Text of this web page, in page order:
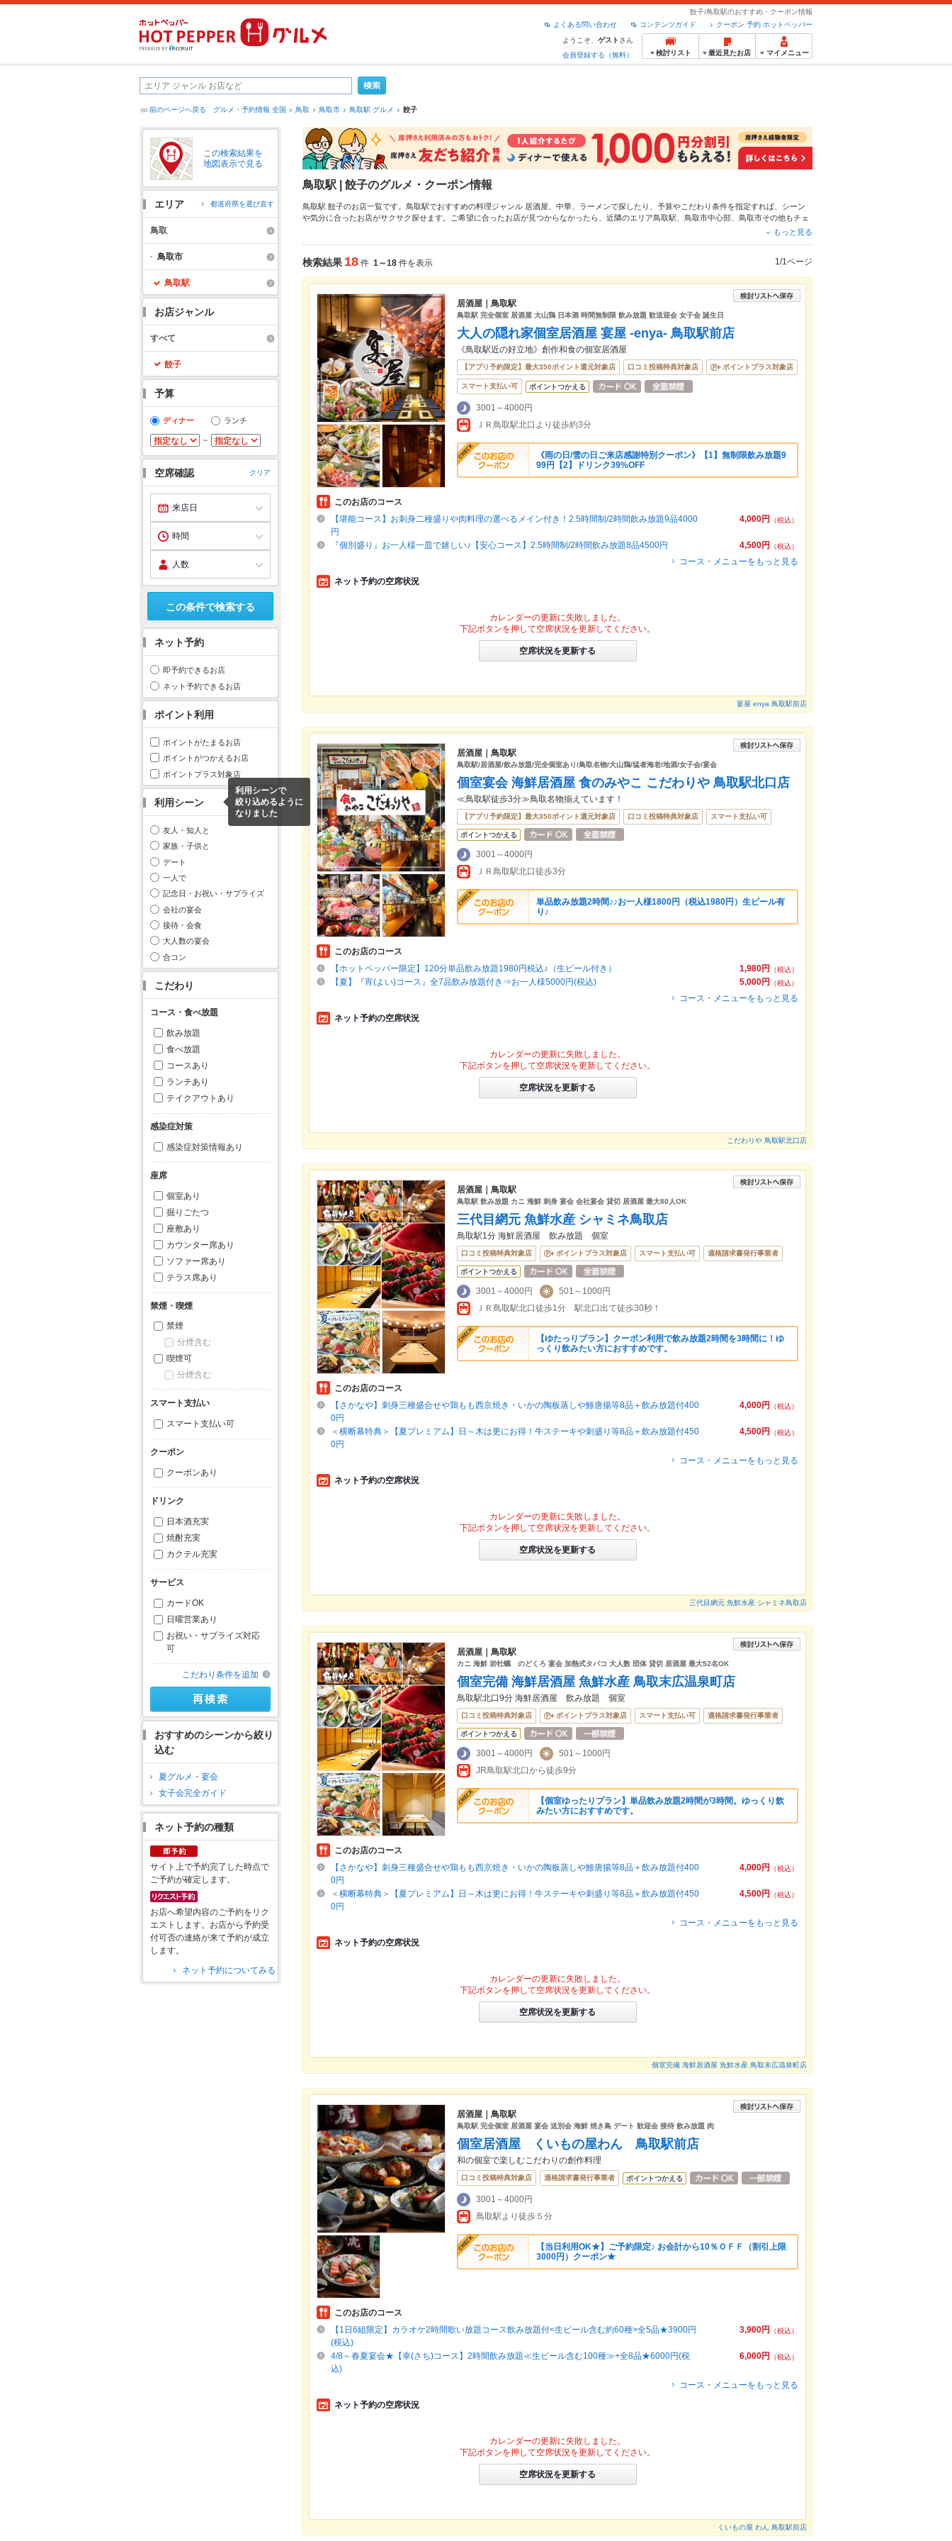
餃子/鳥取駅のおすすめ・クーポン情報
クーポン 予約 ホットペッパー
コンテンツガイド
よくある問い合わせ
ようこそ、 ゲスト さん
会員登録する（無料）
検討リスト 最近見たお店 マイメニュー
前のページへ戻る グルメ・予約情報 全国 鳥取 鳥取市 鳥取駅 グルメ 餃子
この検索結果を
地図表示で見る
エリア 都道府県を選び直す
鳥取
鳥取市
鳥取駅
お店ジャンル
すべて
餃子
予算
ディナー ランチ
～
空席確認 クリア
この条件で検索する
ネット予約
即予約できるお店
ネット予約できるお店
ポイント利用
ポイントがたまるお店
ポイントがつかえるお店
ポイントプラス対象店
利用シーン
利用シーンで
絞り込めるように
なりました
友人・知人と
家族・子供と
デート
一人で
記念日・お祝い・サプライズ
会社の宴会
接待・会食
大人数の宴会
合コン
こだわり
コース・食べ放題
飲み放題
食べ放題
コースあり
ランチあり
テイクアウトあり
感染症対策
感染症対策情報あり
座席
個室あり
掘りごたつ
座敷あり
カウンター席あり
ソファー席あり
テラス席あり
禁煙・喫煙
禁煙
分煙含む
喫煙可
分煙含む
スマート支払い
スマート支払い可
クーポン
クーポンあり
ドリンク
日本酒充実
焼酎充実
カクテル充実
サービス
カードOK
日曜営業あり
お祝い・サプライズ対応
可
こだわり条件を追加
おすすめのシーンから絞り
込む
夏グルメ・宴会
女子会完全ガイド
ネット予約の種類
サイト上で予約完了した時点で
ご予約が確定します。
お店へ希望内容のご予約をリク
エストします。お店から予約受
付可否の連絡が来て予約が成立
します。
ネット予約についてみる
鳥取駅 | 餃子のグルメ・クーポン情報
鳥取駅 餃子のお店一覧です。鳥取駅でおすすめの料理ジャンル 居酒屋 中華 ラーメンで探したり、予算やこだわり条件を指定すれば、シーン
や気分に合ったお店がサクサク探せます。ご希望に合ったお店が見つからなかったら、近隣のエリア鳥取駅 鳥取市中心部 鳥取市その他もチェ
や季節のおすす
もっと見る
検索結果 18 件 1～18 件を表示 1/1ページ
居酒屋｜鳥取駅
鳥取駅 完全個室 居酒屋 大山鶏 日本酒 時間無制限 飲み放題 歓送迎会 女子会 誕生日
大人の隠れ家個室居酒屋 宴屋 -enya- 鳥取駅前店
《鳥取駅近の好立地》創作和食の個室居酒屋
【アプリ予約限定】最大350ポイント還元対象店 口コミ投稿特典対象店 ポイントプラス対象店
スマート支払い可 ポイントつかえる
3001～4000円
ＪＲ鳥取駅北口より徒歩約3分
《雨の日/雪の日ご来店感謝特別クーポン》【1】無制限飲み放題9
99円【2】ドリンク39%OFF
このお店のコース
4,000円
（税込）
【堪能コース】お刺身二種盛りや肉料理の選べるメイン付き！2.5時間制/2時間飲み放題9品4000
円
4,500円
（税込）
『個別盛り』お一人様一皿で嬉しい♪【安心コース】2.5時間制/2時間飲み放題8品4500円
コース・メニューをもっと見る
ネット予約の空席状況
カレンダーの更新に失敗しました。
下記ボタンを押して空席状況を更新してください。
空席状況を更新する
宴屋 enya 鳥取駅前店
居酒屋｜鳥取駅
鳥取駅/居酒屋/飲み放題/完全個室あり/鳥取名物/大山鶏/猛者海老/地酒/女子会/宴会
個室宴会 海鮮居酒屋 食のみやこ こだわりや 鳥取駅北口店
≪鳥取駅徒歩3分≫鳥取名物揃えています！
【アプリ予約限定】最大350ポイント還元対象店 口コミ投稿特典対象店 スマート支払い可
ポイントつかえる
3001～4000円
ＪＲ鳥取駅北口徒歩3分
単品飲み放題2時間♪♪お一人様1800円（税込1980円）生ビール有
り♪
このお店のコース
1,980円
（税込）
【ホットペッパー限定】120分単品飲み放題1980円税込♪（生ビール付き）
5,000円
（税込）
【夏】『宵(よい)コース』全7品飲み放題付き⇒お一人様5000円(税込)
コース・メニューをもっと見る
ネット予約の空席状況
カレンダーの更新に失敗しました。
下記ボタンを押して空席状況を更新してください。
空席状況を更新する
こだわりや 鳥取駅北口店
居酒屋｜鳥取駅
鳥取駅 飲み放題 カニ 海鮮 刺身 宴会 会社宴会 貸切 居酒屋 最大80人OK
三代目網元 魚鮮水産 シャミネ鳥取店
鳥取駅1分 海鮮居酒屋 飲み放題 個室
口コミ投稿特典対象店 ポイントプラス対象店 スマート支払い可 適格請求書発行事業者
ポイントつかえる
3001～4000円
501～1000円
ＪＲ鳥取駅北口徒歩1分 駅北口出て徒歩30秒！
【ゆたっりプラン】クーポン利用で飲み放題2時間を3時間に！ゆ
っくり飲みたい方におすすめです。
このお店のコース
4,000円
（税込）
【さかなや】刺身三種盛合せや鶏もも西京焼き・いかの陶板蒸しや鯵唐揚等8品＋飲み放題付400
0円
4,500円
（税込）
＜横断幕特典＞【夏プレミアム】日～木は更にお得！牛ステーキや刺盛り等8品＋飲み放題付450
0円
コース・メニューをもっと見る
ネット予約の空席状況
カレンダーの更新に失敗しました。
下記ボタンを押して空席状況を更新してください。
空席状況を更新する
三代目網元 魚鮮水産 シャミネ鳥取店
居酒屋｜鳥取駅
カニ 海鮮 岩牡蠣 のどくろ 宴会 加熱式タバコ 大人数 団体 貸切 居酒屋 最大52名OK
個室完備 海鮮居酒屋 魚鮮水産 鳥取末広温泉町店
鳥取駅北口9分 海鮮居酒屋 飲み放題 個室
口コミ投稿特典対象店 ポイントプラス対象店 スマート支払い可 適格請求書発行事業者
ポイントつかえる
3001～4000円
501～1000円
JR鳥取駅北口から徒歩9分
【個室ゆったりプラン】単品飲み放題2時間が3時間。ゆっくり飲
みたい方におすすめです。
このお店のコース
4,000円
（税込）
【さかなや】刺身三種盛合せや鶏もも西京焼き・いかの陶板蒸しや鯵唐揚等8品＋飲み放題付400
0円
4,500円
（税込）
＜横断幕特典＞【夏プレミアム】日～木は更にお得！牛ステーキや刺盛り等8品＋飲み放題付450
0円
コース・メニューをもっと見る
ネット予約の空席状況
カレンダーの更新に失敗しました。
下記ボタンを押して空席状況を更新してください。
空席状況を更新する
個室完備 海鮮居酒屋 魚鮮水産 鳥取末広温泉町店
居酒屋｜鳥取駅
鳥取駅 完全個室 居酒屋 宴会 送別会 海鮮 焼き鳥 デート 歓迎会 接待 飲み放題 肉
個室居酒屋 くいもの屋わん 鳥取駅前店
和の個室で楽しむこだわりの創作料理
口コミ投稿特典対象店 適格請求書発行事業者 ポイントつかえる
3001～4000円
鳥取駅より徒歩５分
【当日利用OK★】ご予約限定♪ お会計から10％ＯＦＦ（割引上限
3000円）クーポン★
このお店のコース
3,900円
（税込）
【1日6組限定】カラオケ2時間歌い放題コース飲み放題付<生ビール含む約60種>全5品★3900円
(税込)
6,000円
（税込）
4/8～春夏宴会★【幸(さち)コース】2時間飲み放題≪生ビール含む100種≫+全8品★6000円(税
込)
コース・メニューをもっと見る
ネット予約の空席状況
カレンダーの更新に失敗しました。
下記ボタンを押して空席状況を更新してください。
空席状況を更新する
くいもの屋 わん 鳥取駅前店